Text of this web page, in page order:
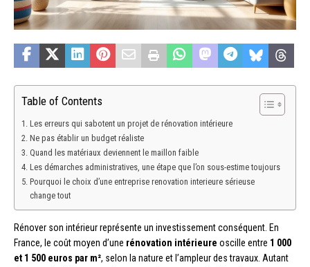
Table of Contents
Les erreurs qui sabotent un projet de rénovation intérieure
Ne pas établir un budget réaliste
Quand les matériaux deviennent le maillon faible
Les démarches administratives, une étape que l’on sous-estime toujours
Pourquoi le choix d’une entreprise renovation interieure sérieuse
change tout
Rénover son intérieur représente un investissement conséquent. En
France, le coût moyen d’une rénovation intérieure oscille entre 1 000
et 1 500 euros par m², selon la nature et l’ampleur des travaux. Autant